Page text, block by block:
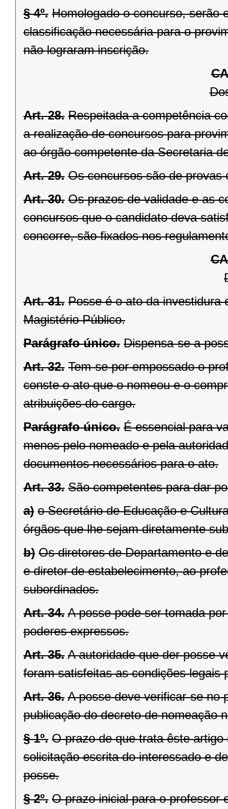
§ 4º. Homologado o concurso, serão
classificação necessária para o
não lograram inscrição.
Art. 28. Respeitada a competência
a realização de concursos para
ao órgão competente da Secretaria
Art. 29. Os concursos são de provas
Art. 30. Os prazos de validade e as
concursos que o candidato deva
concorre, são fixados nos
Art. 31. Posse é o ato da investidura
Magistério Público.
Parágrafo único. Dispensa-se a
Art. 32. Tem-se por empossado o
conste o ato que o nomeou e o
atribuições do cargo.
Parágrafo único. É essencial para
menos pelo nomeado e pela
documentos necessários para o ato.
Art. 33. São competentes para dar
a) o Secretário de Educação e
órgãos que lhe sejam diretamente
b) Os diretores de Departamento e
e diretor de estabelecimento, ao
subordinados.
Art. 34. A posse pode ser tomada
poderes expressos.
Art. 35. A autoridade que der posse
foram satisfeitas as condições legais
Art. 36. A posse deve verificar-se no
publicação do decreto de nomeação
§ 1º. O prazo de que trata êste
solicitação escrita do interessado e
posse.
§ 2º. O prazo inicial para o professor